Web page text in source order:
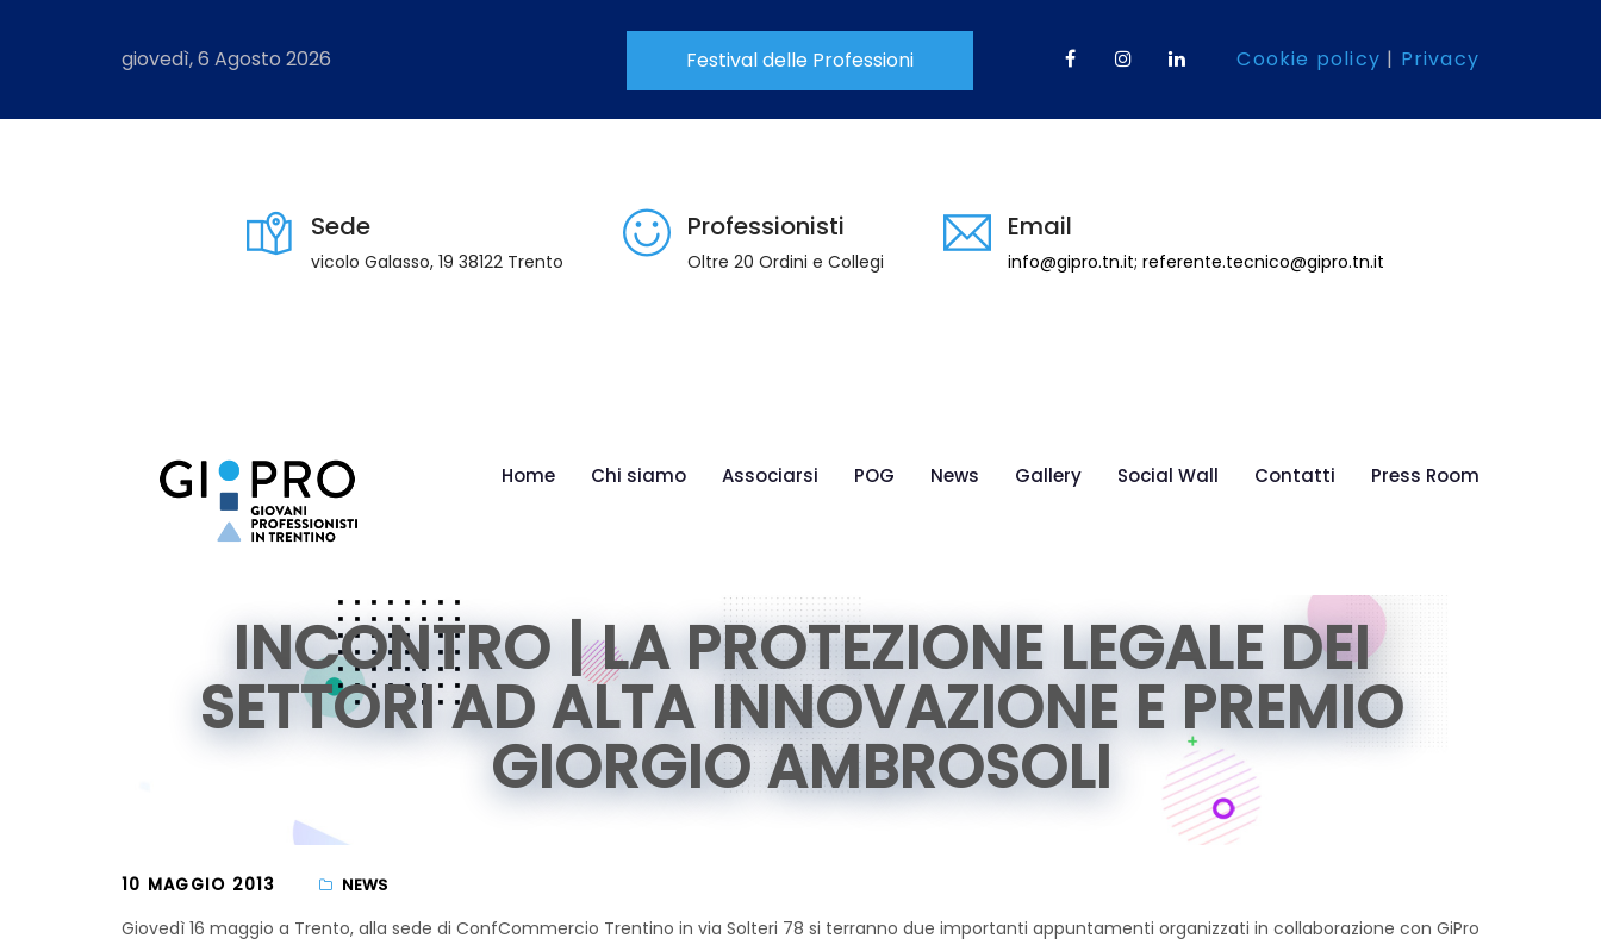
giovedì, 6 Agosto 2026 Festival delle Professioni Cookie policy | Privacy
Sede
vicolo Galasso, 19 38122 Trento
Professionisti
Oltre 20 Ordini e Collegi
Email
info@gipro.tn.it; referente.tecnico@gipro.tn.it
Home Chi siamo Associarsi POG News Gallery Social Wall Contatti Press Room
INCONTRO | LA PROTEZIONE LEGALE DEI
SETTORI AD ALTA INNOVAZIONE E PREMIO
GIORGIO AMBROSOLI
10 MAGGIO 2013 NEWS
Giovedì 16 maggio a Trento, alla sede di ConfCommercio Trentino in via Solteri 78 si terranno due importanti appuntamenti organizzati in collaborazione con GiPro